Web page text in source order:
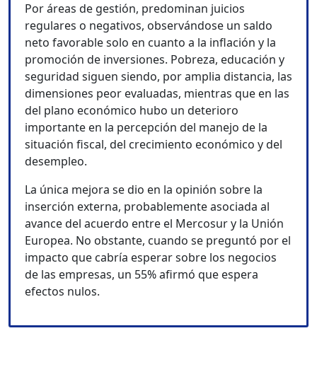
Por áreas de gestión, predominan juicios
regulares o negativos, observándose un saldo
neto favorable solo en cuanto a la inflación y la
promoción de inversiones. Pobreza, educación y
seguridad siguen siendo, por amplia distancia, las
dimensiones peor evaluadas, mientras que en las
del plano económico hubo un deterioro
importante en la percepción del manejo de la
situación fiscal, del crecimiento económico y del
desempleo.
La única mejora se dio en la opinión sobre la
inserción externa, probablemente asociada al
avance del acuerdo entre el Mercosur y la Unión
Europea. No obstante, cuando se preguntó por el
impacto que cabría esperar sobre los negocios
de las empresas, un 55% afirmó que espera
efectos nulos.